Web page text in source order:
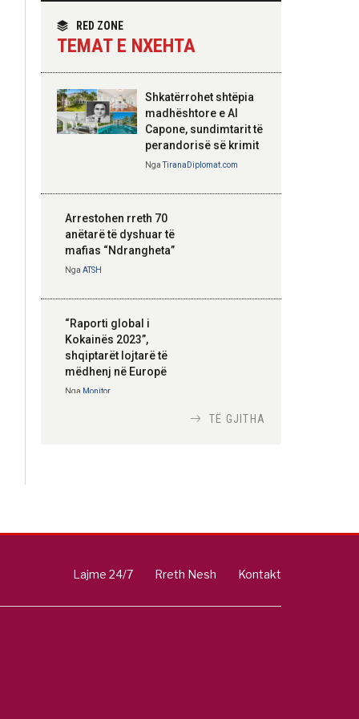
dypalësh
Hoxha takim me
zyrtarë të lartë të
DASH: Angazhim i
përbashkët për
strategjik
RED ZONE
TEMAT E NXEHTA
Shkatërrohet shtëpia
madhështore e Al
Capone, sundimtarit të
perandorisë së krimit
NgaTiranaDiplomat.com
Arrestohen rreth 70
anëtarë të dyshuar të
mafias “Ndrangheta”
Nga ATSH
“Raporti global i
Kokainës 2023”,
shqiptarët lojtarë të
mëdhenj në Europë
Nga Monitor
inteligjente izraelite
TË GJITHA
Lajme 24/7 Rreth Nesh Kontakt